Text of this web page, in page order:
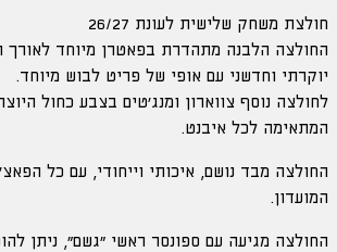
חולצת משחק שלישית לעונת 26/27
החולצה הלבנה מתהדרת בפאטרן מיוחד לאורך
יוקרתי וחדשני עם אופי של פריט לבוש מיוחד.
לחולצה נוסף צווארון ומנג'טים בצבע כחול
המתאימה לכל איבנט.
החולצה מבד נושם, איכותי וייחודי, עם כל
המועדון.
החולצה מגיעה עם ספונסר ראשי "גשם", ניתן